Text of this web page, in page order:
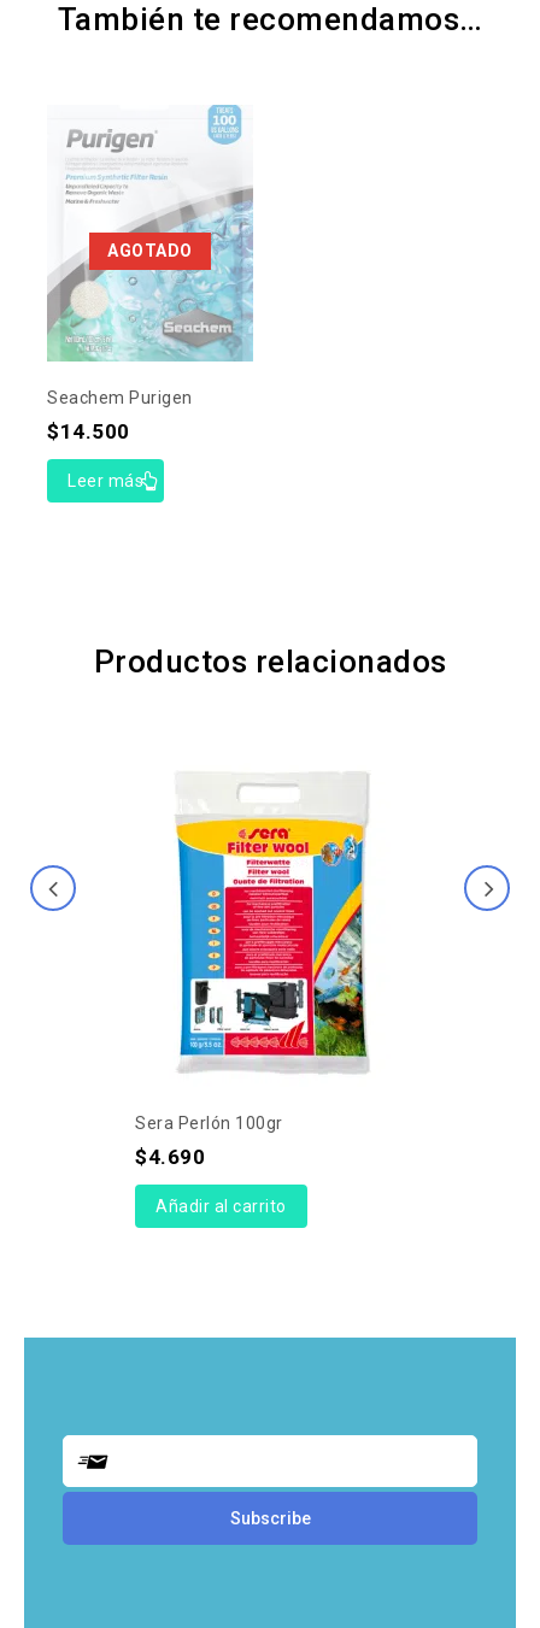
También te recomendamos…
AGOTADO
Seachem Purigen
$14.500
Leer más
Productos relacionados
Sera Perlón 100gr
$4.690
Añadir al carrito